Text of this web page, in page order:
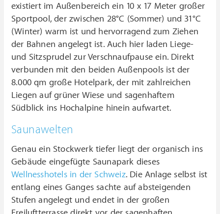
existiert im Außenbereich ein 10 x 17 Meter großer
Sportpool, der zwischen 28°C (Sommer) und 31°C
(Winter) warm ist und hervorragend zum Ziehen
der Bahnen angelegt ist. Auch hier laden Liege-
und Sitzsprudel zur Verschnaufpause ein. Direkt
verbunden mit den beiden Außenpools ist der
8.000 qm große Hotelpark, der mit zahlreichen
Liegen auf grüner Wiese und sagenhaftem
Südblick ins Hochalpine hinein aufwartet.
Saunawelten
Genau ein Stockwerk tiefer liegt der organisch ins
Gebäude eingefügte Saunapark dieses
Wellnesshotels in der Schweiz. Die Anlage selbst ist
entlang eines Ganges sachte auf absteigenden
Stufen angelegt und endet in der großen